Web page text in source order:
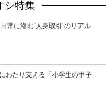
シ特集
常に潜む“人身取引”のリアル
わたり支える「小学生の甲子